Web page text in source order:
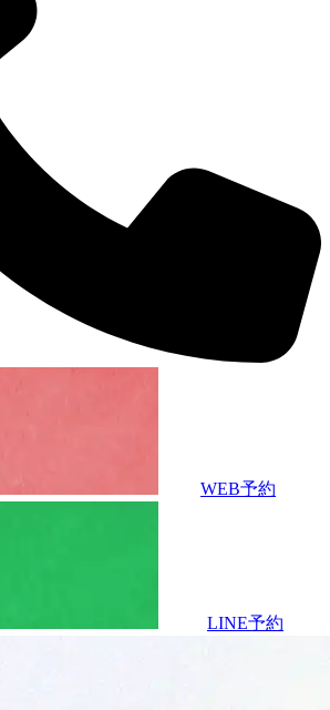
WEB予約
LINE予約